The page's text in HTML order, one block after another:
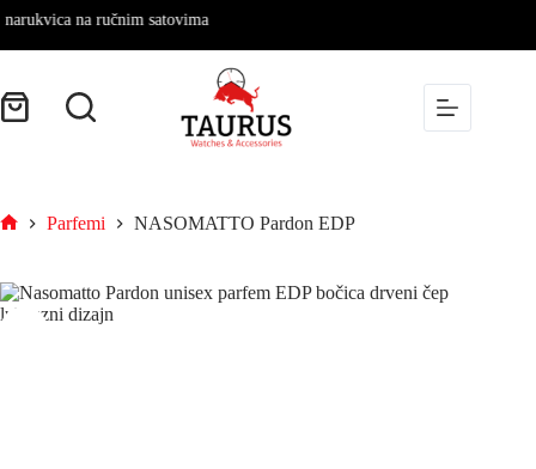
na ručnim satovima
Parfemi NASOMATTO Pardon EDP